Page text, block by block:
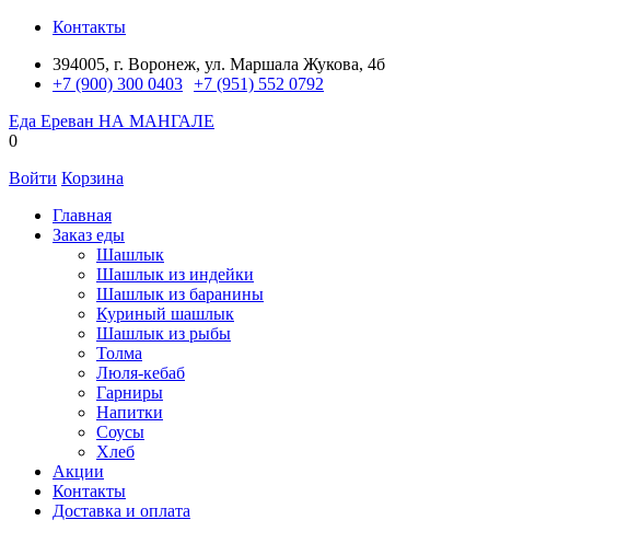
Контакты
394005, г. Воронеж, ул. Маршала Жукова, 4б
+7 (900) 300 0403 +7 (951) 552 0792
Еда Ереван НА МАНГАЛЕ
0
Войти Корзина
Главная
Заказ еды
Шашлык
Шашлык из индейки
Шашлык из баранины
Куриный шашлык
Шашлык из рыбы
Толма
Люля-кебаб
Гарниры
Напитки
Соусы
Хлеб
Акции
Контакты
Доставка и оплата